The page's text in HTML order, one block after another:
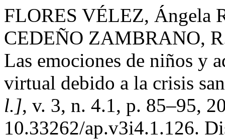
FLORES VÉLEZ, Ángela
CEDEÑO ZAMBRANO,
Las emociones de niños y
virtual debido a la crisis
l.], v. 3, n. 4.1, p. 85–95,
10.33262/ap.v3i4.1.126.